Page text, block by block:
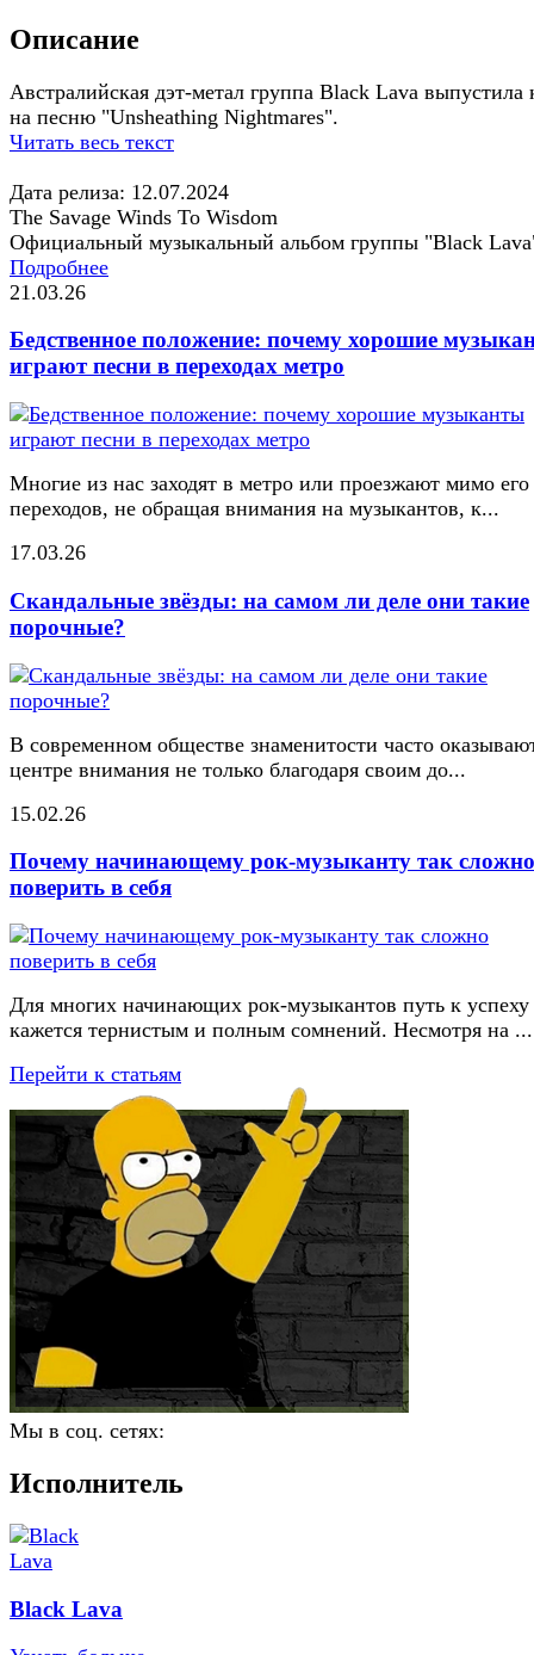
Описание
Австралийская дэт-метал группа Black Lava выпустила
на песню "Unsheathing Nightmares".
Читать весь текст
Дата релиза: 12.07.2024
The Savage Winds To Wisdom
Официальный музыкальный альбом группы "Black
Подробнее
21.03.26
Бедственное положение: почему хорошие
играют песни в переходах метро
Многие из нас заходят в метро или проезжают мимо его
переходов, не обращая внимания на музыкантов, к...
17.03.26
Скандальные звёзды: на самом ли деле они такие
порочные?
В современном обществе знаменитости часто
центре внимания не только благодаря своим до...
15.02.26
Почему начинающему рок-музыканту так сложно
поверить в себя
Для многих начинающих рок-музыкантов путь к успеху
кажется тернистым и полным сомнений. Несмотря на ...
Перейти к статьям
Мы в соц. сетях:
Исполнитель
Black Lava